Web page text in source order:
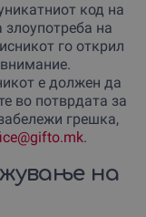
код на
злоупотреба на
го открил
е должен да
во потврдата за
грешка,
.
на